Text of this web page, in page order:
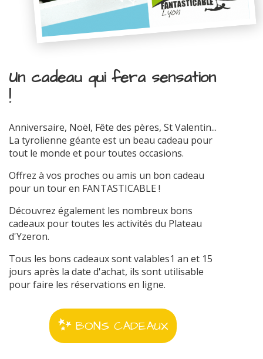
Un cadeau qui fera sensation
!
Anniversaire, Noël, Fête des pères, St Valentin...
La tyrolienne géante est un beau cadeau pour
tout le monde et pour toutes occasions.
Offrez à vos proches ou amis un bon cadeau
pour un tour en FANTASTICABLE !
Découvrez également les nombreux bons
cadeaux pour toutes les activités du Plateau
d'Yzeron.
Tous les bons cadeaux sont valables1 an et 15
jours après la date d'achat, ils sont utilisable
pour faire les réservations en ligne.
BONS CADEAUX